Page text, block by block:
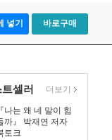
넣기 바로구매
셀러
『나는 왜 네 말이 힘
까』 박재연 저자
토크
더보기